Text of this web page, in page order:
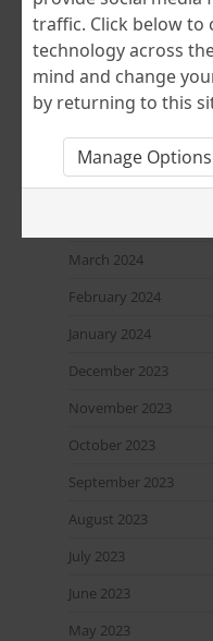
January 2025
December 2024
November 2024
July 2024
June 2024
March 2024
February 2024
January 2024
December 2023
November 2023
October 2023
September 2023
August 2023
July 2023
June 2023
May 2023
traffic. Click below to
technology across
mind and change
by returning to this
Manage Options